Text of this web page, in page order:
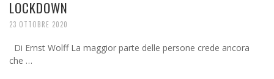
LOCKDOWN
23 OTTOBRE 2020
Di Ernst Wolff La maggior parte delle persone crede ancora
che …